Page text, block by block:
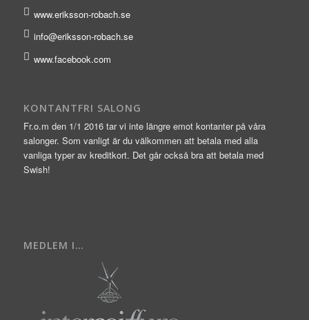
www.eriksson-robach.se
info@eriksson-robach.se
www.facebook.com
KONTANTFRI SALONG
Fr.o.m den 1/1 2016 tar vi inte längre emot kontanter på våra
salonger. Som vanligt är du välkommen att betala med alla
vanliga typer av kreditkort. Det går också bra att betala med
Swish!
MEDLEM I…